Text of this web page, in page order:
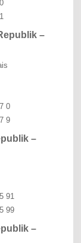
–
0
9
–
91
99
–